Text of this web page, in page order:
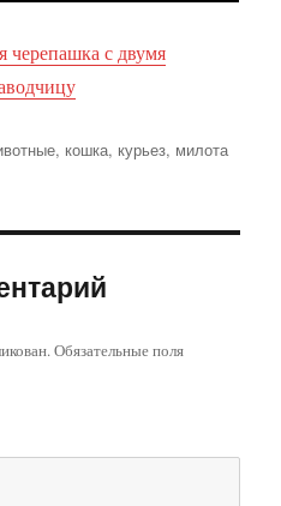
черепашка с двумя
, кошка, курьез, милота
Обязательные поля